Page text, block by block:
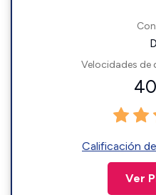
Velocidades de
40
Calificación
Ver